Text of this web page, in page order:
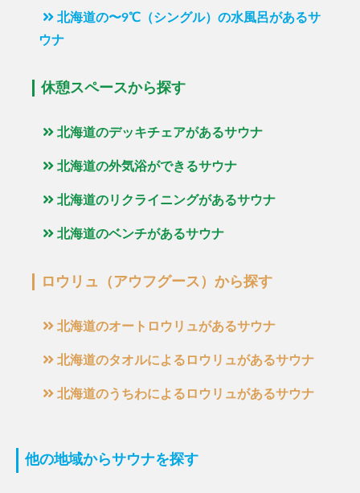
北海道の〜9℃（シングル）の水風呂があるサ
ウナ
休憩スペースから探す
北海道のデッキチェアがあるサウナ
北海道の外気浴ができるサウナ
北海道のリクライニングがあるサウナ
北海道のベンチがあるサウナ
ロウリュ（アウフグース）から探す
北海道のオートロウリュがあるサウナ
北海道のタオルによるロウリュがあるサウナ
北海道のうちわによるロウリュがあるサウナ
他の地域からサウナを探す